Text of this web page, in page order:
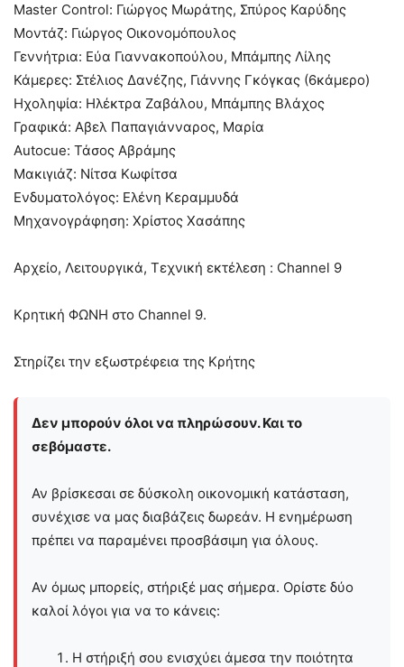
Master Control: Γιώργος Μωράτης, Σπύρος Καρύδης
Μοντάζ: Γιώργος Οικονομόπουλος
Γεννήτρια: Εύα Γιαννακοπούλου, Μπάμπης Λίλης
Κάμερες: Στέλιος Δανέζης, Γιάννης Γκόγκας (6κάμερο)
Ηχοληψία: Ηλέκτρα Ζαβάλου, Μπάμπης Βλάχος
Γραφικά: Αβελ Παπαγιάνναρος, Μαρία
Autocue: Τάσος Αβράμης
Μακιγιάζ: Νίτσα Κωφίτσα
Ενδυματολόγος: Ελένη Κεραμμυδά
Μηχανογράφηση: Χρίστος Χασάπης
Αρχείο, Λειτουργικά, Τεχνική εκτέλεση : Channel 9
Κρητική ΦΩΝΗ στο Channel 9.
Στηρίζει την εξωστρέφεια της Κρήτης
Δεν μπορούν όλοι να πληρώσουν. Και το
σεβόμαστε.
Αν βρίσκεσαι σε δύσκολη οικονομική κατάσταση,
συνέχισε να μας διαβάζεις δωρεάν. Η ενημέρωση
πρέπει να παραμένει προσβάσιμη για όλους.
Αν όμως μπορείς, στήριξέ μας σήμερα. Ορίστε δύο
καλοί λόγοι για να το κάνεις:
Η στήριξή σου ενισχύει άμεσα την ποιότητα